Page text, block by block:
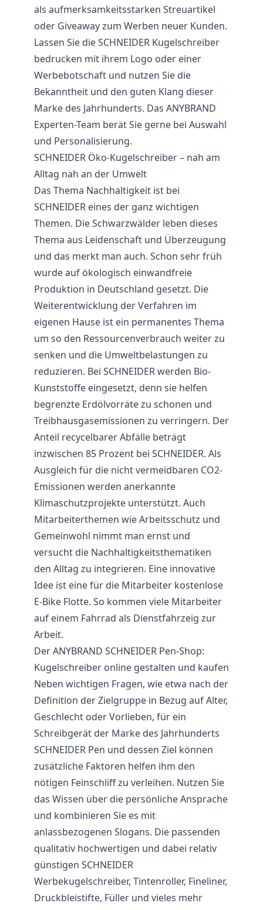
als aufmerksamkeitsstarken Streuartikel
oder Giveaway zum Werben neuer Kunden.
Lassen Sie die SCHNEIDER Kugelschreiber
bedrucken mit ihrem Logo oder einer
Werbebotschaft und nutzen Sie die
Bekanntheit und den guten Klang dieser
Marke des Jahrhunderts. Das ANYBRAND
Experten-Team berät Sie gerne bei Auswahl
und Personalisierung.
SCHNEIDER Öko-Kugelschreiber – nah am
Alltag nah an der Umwelt
Das Thema Nachhaltigkeit ist bei
SCHNEIDER eines der ganz wichtigen
Themen. Die Schwarzwälder leben dieses
Thema aus Leidenschaft und Überzeugung
und das merkt man auch. Schon sehr früh
wurde auf ökologisch einwandfreie
Produktion in Deutschland gesetzt. Die
Weiterentwicklung der Verfahren im
eigenen Hause ist ein permanentes Thema
um so den Ressourcenverbrauch weiter zu
senken und die Umweltbelastungen zu
reduzieren. Bei SCHNEIDER werden Bio-
Kunststoffe eingesetzt, denn sie helfen
begrenzte Erdölvorräte zu schonen und
Treibhausgasemissionen zu verringern. Der
Anteil recycelbarer Abfälle beträgt
inzwischen 85 Prozent bei SCHNEIDER. Als
Ausgleich für die nicht vermeidbaren CO2-
Emissionen werden anerkannte
Klimaschutzprojekte unterstützt. Auch
Mitarbeiterthemen wie Arbeitsschutz und
Gemeinwohl nimmt man ernst und
versucht die Nachhaltigkeitsthematiken
den Alltag zu integrieren. Eine innovative
Idee ist eine für die Mitarbeiter kostenlose
E-Bike Flotte. So kommen viele Mitarbeiter
auf einem Fahrrad als Dienstfahrzeig zur
Arbeit.
Der ANYBRAND SCHNEIDER Pen-Shop:
Kugelschreiber online gestalten und kaufen
Neben wichtigen Fragen, wie etwa nach der
Definition der Zielgruppe in Bezug auf Alter,
Geschlecht oder Vorlieben, für ein
Schreibgerät der Marke des Jahrhunderts
SCHNEIDER Pen und dessen Ziel können
zusätzliche Faktoren helfen ihm den
nötigen Feinschliff zu verleihen. Nutzen Sie
das Wissen über die persönliche Ansprache
und kombinieren Sie es mit
anlassbezogenen Slogans. Die passenden
qualitativ hochwertigen und dabei relativ
günstigen SCHNEIDER
Werbekugelschreiber, Tintenroller, Fineliner,
Druckbleistifte, Füller und vieles mehr